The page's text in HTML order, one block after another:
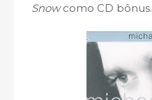
Snowcomo CD bônus.